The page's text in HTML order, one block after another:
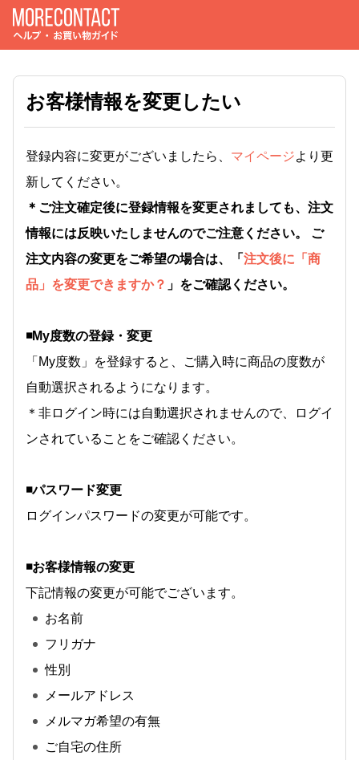
お客様情報を変更したい
登録内容に変更がございましたら、 マイページより更
新してください。
＊ご注文確定後に登録情報を変更されましても、注文
情報には反映いたしませんのでご注意ください。 ご
注文内容の変更をご希望の場合は、「 注文後に「商
品」を変更できますか？ 」をご確認ください。
◾️My度数の登録・変更
「My度数」を登録すると、ご購入時に商品の度数が
自動選択されるようになります。
＊非ログイン時には自動選択されませんので、ログイ
ンされていることをご確認ください。
◾️パスワード変更
ログインパスワードの変更が可能です。
◾️お客様情報の変更
下記情報の変更が可能でございます。
お名前
フリガナ
性別
メールアドレス
メルマガ希望の有無
ご自宅の住所